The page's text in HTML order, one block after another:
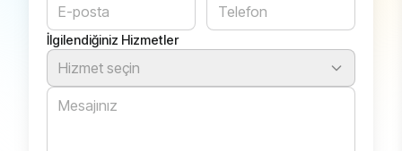
İlgilendiğiniz Hizmetler
Hizmet seçin